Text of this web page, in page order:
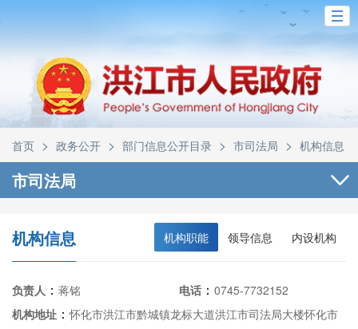
首页 > 政务公开 > 部门信息公开目录 > 市司法局 > 机构信息
市司法局
机构信息 机构职能 领导信息 内设机构
负责人 ： 蒋铭 电话 ： 0745-7732152
机构地址 ：怀化市洪江市黔城镇龙标大道洪江市司法局大楼怀化市